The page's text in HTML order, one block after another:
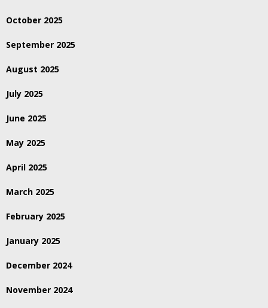
October 2025
September 2025
August 2025
July 2025
June 2025
May 2025
April 2025
March 2025
February 2025
January 2025
December 2024
November 2024